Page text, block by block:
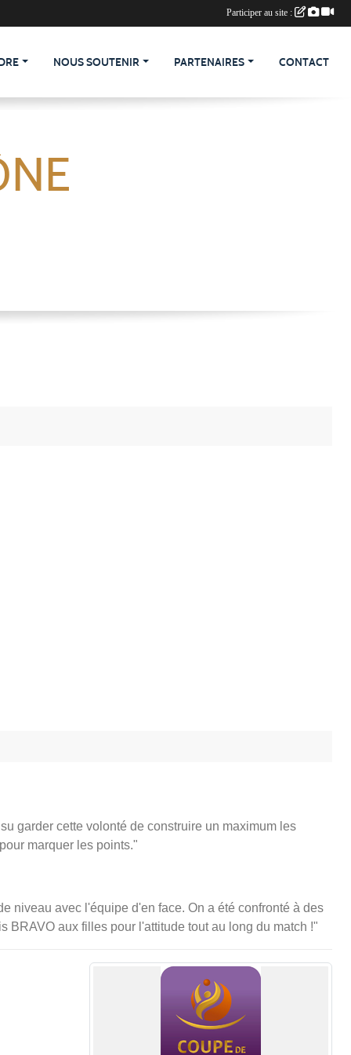
NOUS SOUTENIR PARTENAIRES CONTACT
garder cette volonté de construire un maximum les
marquer les points."
niveau avec l'équipe d'en face. On a été confronté à des
BRAVO aux filles pour l'attitude tout au long du match !"
Participer au site :